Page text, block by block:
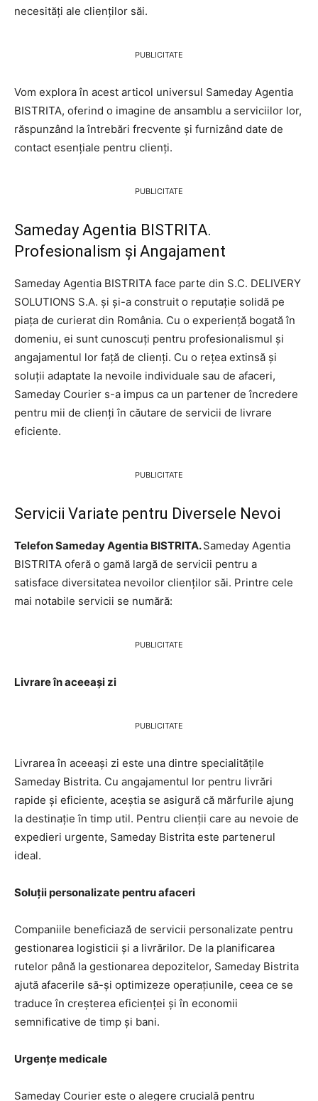
necesități ale clienților săi.
PUBLICITATE
Vom explora în acest articol universul Sameday Agentia
BISTRITA, oferind o imagine de ansamblu a serviciilor lor,
răspunzând la întrebări frecvente și furnizând date de
contact esențiale pentru clienți.
PUBLICITATE
Sameday Agentia BISTRITA.
Profesionalism și Angajament
Sameday Agentia BISTRITA face parte din S.C. DELIVERY
SOLUTIONS S.A. și și-a construit o reputație solidă pe
piața de curierat din România. Cu o experiență bogată în
domeniu, ei sunt cunoscuți pentru profesionalismul și
angajamentul lor față de clienți. Cu o rețea extinsă și
soluții adaptate la nevoile individuale sau de afaceri,
Sameday Courier s-a impus ca un partener de încredere
pentru mii de clienți în căutare de servicii de livrare
eficiente.
PUBLICITATE
Servicii Variate pentru Diversele Nevoi
Telefon Sameday Agentia BISTRITA.Sameday Agentia
BISTRITA oferă o gamă largă de servicii pentru a
satisface diversitatea nevoilor clienților săi. Printre cele
mai notabile servicii se numără:
PUBLICITATE
Livrare în aceeași zi
PUBLICITATE
Livrarea în aceeași zi este una dintre specialitățile
Sameday Bistrita. Cu angajamentul lor pentru livrări
rapide și eficiente, aceștia se asigură că mărfurile ajung
la destinație în timp util. Pentru clienții care au nevoie de
expedieri urgente, Sameday Bistrita este partenerul
ideal.
Soluții personalizate pentru afaceri
Companiile beneficiază de servicii personalizate pentru
gestionarea logisticii și a livrărilor. De la planificarea
rutelor până la gestionarea depozitelor, Sameday Bistrita
ajută afacerile să-și optimizeze operațiunile, ceea ce se
traduce în creșterea eficienței și în economii
semnificative de timp și bani.
Urgențe medicale
Sameday Courier este o alegere crucială pentru